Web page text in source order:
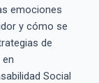
emociones
y cómo se
de
Social